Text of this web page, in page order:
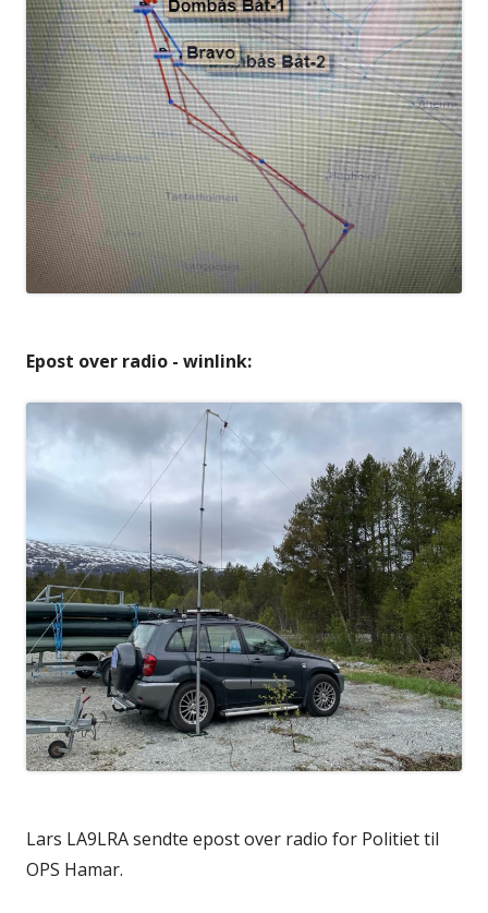
Epost over radio - winlink:
Lars LA9LRA sendte epost over radio for Politiet til
OPS Hamar.